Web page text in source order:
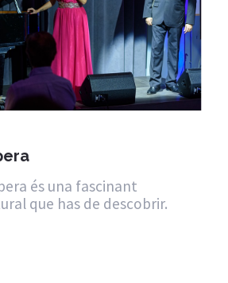
és una fascinant
que has de descobrir.